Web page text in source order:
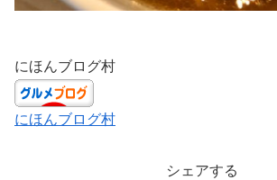
にほんブログ村
にほんブログ村
シェアする